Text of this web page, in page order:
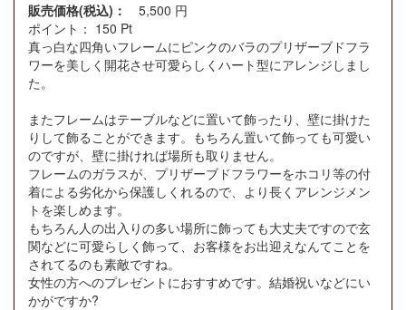
販売価格(税込)： 5,500 円
ポイント： 150 Pt
真っ白な四角いフレームにピンクのバラのプリザーブドフラ
ワーを美しく開花させ可愛らしくハート型にアレンジしまし
た。
またフレームはテーブルなどに置いて飾ったり、壁に掛けた
りして飾ることができます。もちろん置いて飾っても可愛い
のですが、壁に掛ければ場所も取りません。
フレームのガラスが、プリザーブドフラワーをホコリ等の付
着による劣化から保護しくれるので、より長くアレンジメン
トを楽しめます。
もちろん人の出入りの多い場所に飾っても大丈夫ですので玄
関などに可愛らしく飾って、お客様をお出迎えなんてことを
されてるのも素敵ですね。
女性の方へのプレゼントにおすすめです。結婚祝いなどにい
かがですか?